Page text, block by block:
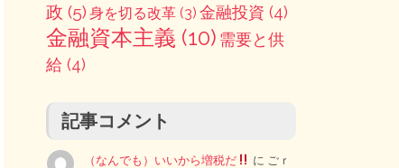
政 (5) 身を切る改革(3) 金融投資 (4)
金融資本主義 (10) 需要と供
給 (4)
記事コメント
（なんでも）いいから増税だ に ごｒ